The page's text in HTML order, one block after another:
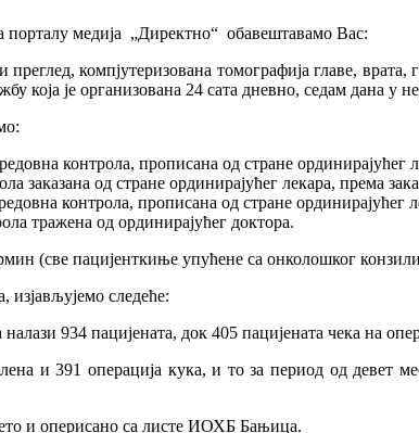
порталу медија „Директно“ обавештавамо Вас:
компјутеризована томографија главе,
која је организована 24 сата дневно, седам дана у
контрола, прописана од стране ординирајућег
заказана од стране ординирајућег лекара, према
контрола, прописана од стране ординирајућег
тражена од ординирајућег доктора.
(све пацијенткиње упућене са онколошког
изјављујемо следеће:
934 пацијената, док 405 пацијената чека на
и 391 операција кука, и то за период од девет
и оперисано са листе ИОХБ Бањица.